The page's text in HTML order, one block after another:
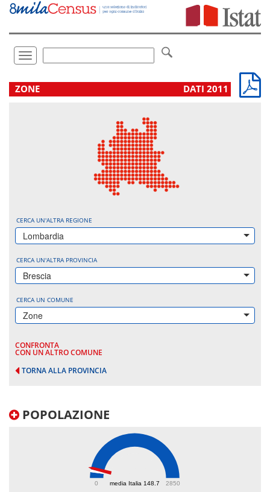
Vai
direttamente
Toggle
navigation
.
ZONE DATI 2011
CERCA UN'ALTRA REGIONE
Lombardia
CERCA UN'ALTRA PROVINCIA
Brescia
CERCA UN COMUNE
Zone
CONFRONTA
CON UN ALTRO COMUNE
TORNA ALLA PROVINCIA
POPOLAZIONE
media Italia 148.7
0 2850